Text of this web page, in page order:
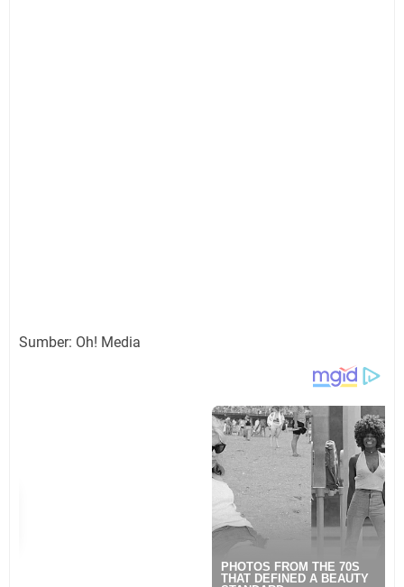
Sumber: Oh! Media